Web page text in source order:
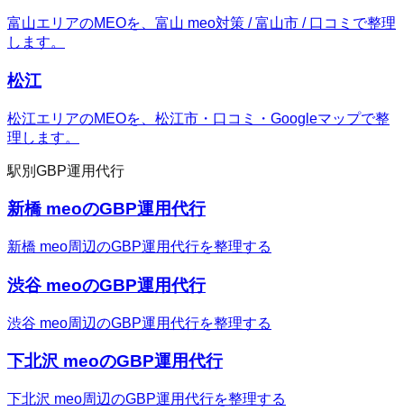
富山エリアのMEOを、富山 meo対策 / 富山市 / 口コミで整理
します。
松江
松江エリアのMEOを、松江市・口コミ・Googleマップで整
理します。
駅別GBP運用代行
新橋 meoのGBP運用代行
新橋 meo周辺のGBP運用代行を整理する
渋谷 meoのGBP運用代行
渋谷 meo周辺のGBP運用代行を整理する
下北沢 meoのGBP運用代行
下北沢 meo周辺のGBP運用代行を整理する